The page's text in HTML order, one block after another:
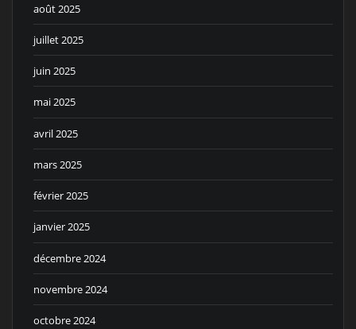
août 2025
juillet 2025
juin 2025
mai 2025
avril 2025
mars 2025
février 2025
janvier 2025
décembre 2024
novembre 2024
octobre 2024